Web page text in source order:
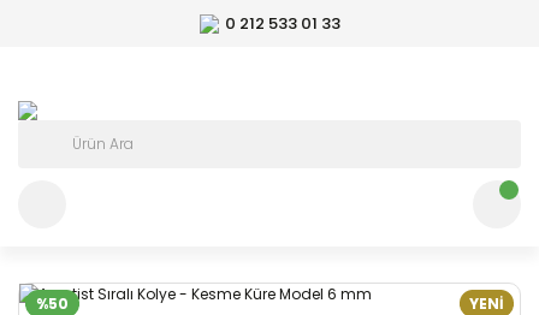
0 212 533 01 33
%50 YENİ